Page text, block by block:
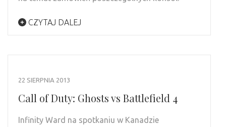
CZYTAJ DALEJ
22 SIERPNIA 2013
Call of Duty: Ghosts vs Battlefield 4
Infinity Ward na spotkaniu w Kanadzie